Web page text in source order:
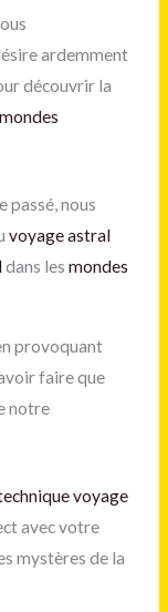
ardemment
découvrir la
mondes
passé, nous
voyage astral
dans les mondes
provoquant
faire que
notre
voyage
avec votre
mystères de la